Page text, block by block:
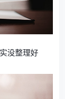
没整理好